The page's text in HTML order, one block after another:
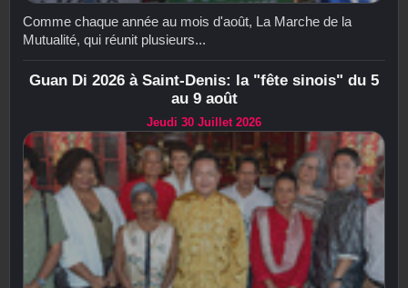
Comme chaque année au mois d'août, La Marche de la
Mutualité, qui réunit plusieurs...
Guan Di 2026 à Saint-Denis: la "fête sinois" du 5
au 9 août
Jeudi 30 Juillet 2026